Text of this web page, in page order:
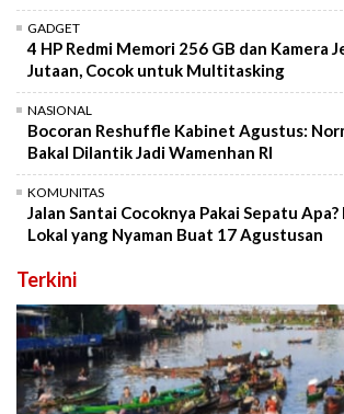
GADGET
4 HP Redmi Memori 256 GB dan Kamera
Jutaan, Cocok untuk Multitasking
NASIONAL
Bocoran Reshuffle Kabinet Agustus:
Bakal Dilantik Jadi Wamenhan RI
KOMUNITAS
Jalan Santai Cocoknya Pakai Sepatu
Lokal yang Nyaman Buat 17 Agustusan
Terkini